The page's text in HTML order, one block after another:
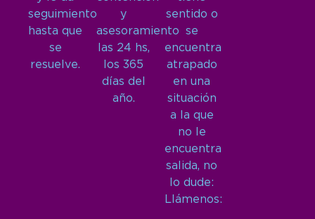
seguimiento
hasta que
se
resuelve.
y
asesoramiento
las 24 hs,
los 365
días del
año.
sentido o
se
encuentra
atrapado
en una
situación
a la que
no le
encuentra
salida, no
lo dude:
Llámenos: